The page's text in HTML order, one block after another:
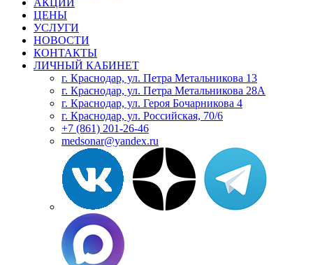
АКЦИИ
ЦЕНЫ
УСЛУГИ
НОВОСТИ
КОНТАКТЫ
ЛИЧНЫЙ КАБИНЕТ
г. Краснодар, ул. Петра Метальникова 13
г. Краснодар, ул. Петра Метальникова 28А
г. Краснодар, ул. Героя Бочарникова 4
г. Краснодар, ул. Российская, 70/6
+7 (861) 201-26-46
medsonar@yandex.ru